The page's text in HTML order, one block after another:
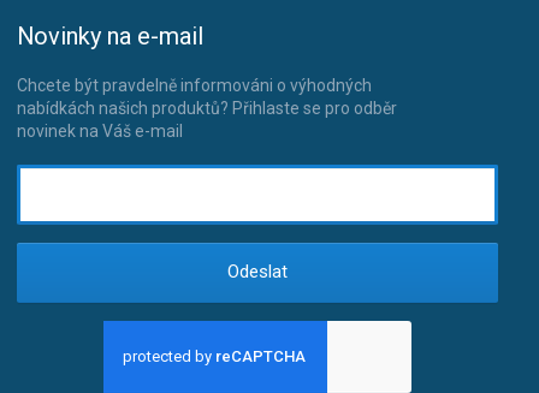
Novinky na e-mail
Chcete být pravdelně informováni o výhodných
nabídkách našich produktů? Přihlaste se pro odběr
novinek na Váš e-mail
Odeslat